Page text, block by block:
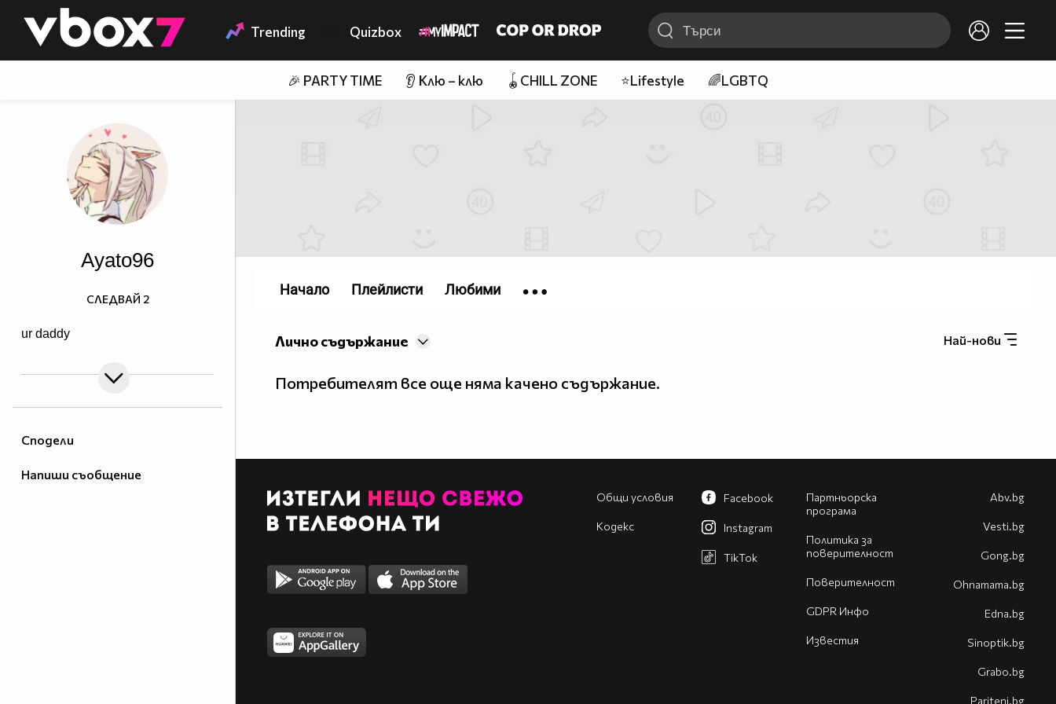
👾 Trending Quizbox
🎉 PARTY TIME 👂 Клю – клю 🪀CHILL ZONE ⭐Lifestyle 🌈LGBTQ
Сподели
Напиши съобщение
Ayato96
ur daddy
СЛЕДВАЙ 2
Най-нови
Лично съдържание
Потребителят все още няма качено съдържание.
Начало Плейлисти Любими
Общи условия
Кодекс
Партньорска
програма
Политика за
поверителност
Поверителност
GDPR Инфо
Известия
Facebook
Instagram
TikTok
Abv.bg
Vesti.bg
Gong.bg
Оhnamama.bg
Edna.bg
Sinoptik.bg
Grabo.bg
Pariteni.bg